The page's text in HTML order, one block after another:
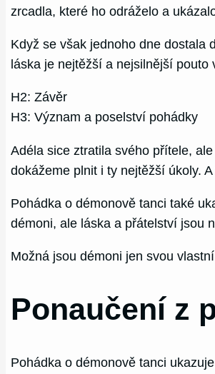
zrcadla, které ho odráželo a
Když se však jednoho dne dostala
láska je nejtěžší a nejsilnější
H2: Závěr
H3: Význam a poselství pohádky
Adéla sice ztratila svého přítele,
dokážeme plnit i ty nejtěžší úkoly.
Pohádka o démonově tanci také
démoni, ale láska a přátelství jsou
Možná jsou démoni jen svou
Ponaučení z
Pohádka o démonově tanci